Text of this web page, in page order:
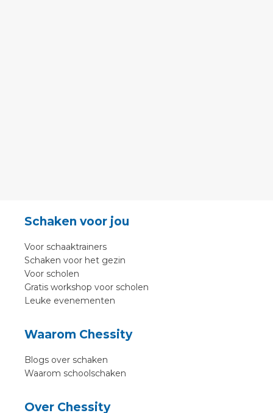
Schaken voor jou
Voor schaaktrainers
Schaken voor het gezin
Voor scholen
Gratis workshop voor scholen
Leuke evenementen
Waarom Chessity
Blogs over schaken
Waarom schoolschaken
Over Chessity